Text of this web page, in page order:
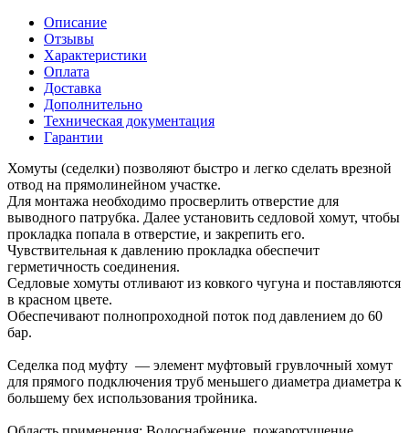
Описание
Отзывы
Характеристики
Оплата
Доставка
Дополнительно
Техническая документация
Гарантии
Хомуты (седелки) позволяют быстро и легко сделать врезной
отвод на прямолинейном участке.
Для монтажа необходимо просверлить отверстие для
выводного патрубка. Далее установить седловой хомут, чтобы
прокладка попала в отверстие, и закрепить его.
Чувствительная к давлению прокладка обеспечит
герметичность соединения.
Седловые хомуты отливают из ковкого чугуна и поставляются
в красном цвете.
Обеспечивают полнопроходной поток под давлением до 60
бар.
Седелка под муфту — элемент муфтовый грувлочный хомут
для прямого подключения труб меньшего диаметра диаметра к
большему бех использования тройника.